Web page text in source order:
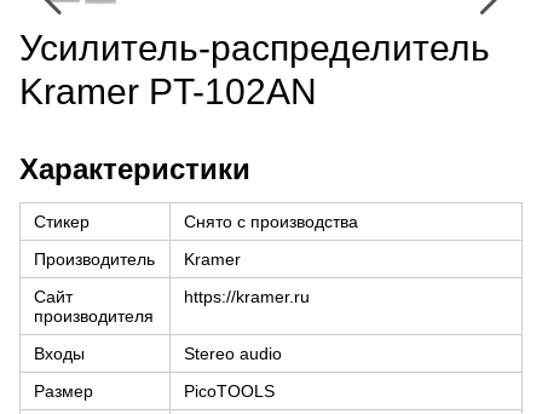
Усилитель-распределитель
Kramer PT-102AN
Характеристики
Стикер
Снято с производства
Производитель
Kramer
Сайт
производителя
https://kramer.ru
Входы
Stereo audio
Размер
PicoTOOLS